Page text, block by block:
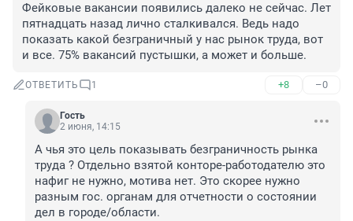
Фейковые вакансии появились далеко не сейчас. Лет
пятнадцать назад лично сталкивался. Ведь надо
показать какой безграничный у нас рынок труда, вот
и все. 75% вакансий пустышки, а может и больше.
ОТВЕТИТЬ 1 +8 –0
Гость
2 июня, 14:15
А чья это цель показывать безграничность рынка
труда ? Отдельно взятой конторе-работодателю это
нафиг не нужно, мотива нет. Это скорее нужно
разным гос. органам для отчетности о состоянии
дел в городе/области.